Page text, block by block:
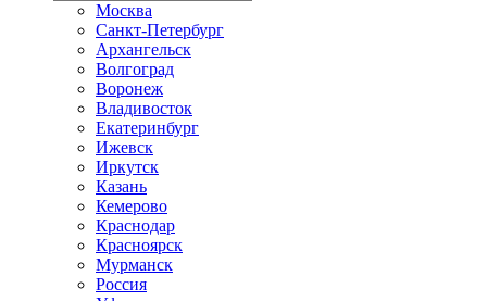
Москва
Санкт-Петербург
Архангельск
Волгоград
Воронеж
Владивосток
Екатеринбург
Ижевск
Иркутск
Казань
Кемерово
Краснодар
Красноярск
Мурманск
Россия